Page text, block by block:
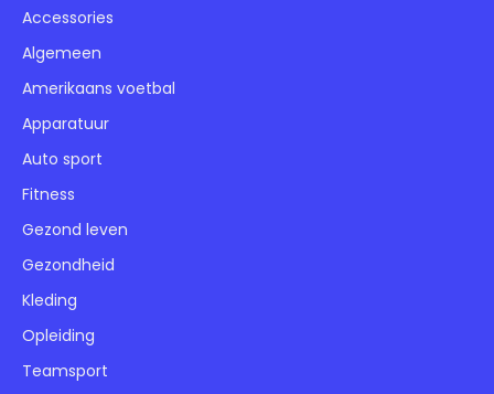
Accessories
Algemeen
Amerikaans voetbal
Apparatuur
Auto sport
Fitness
Gezond leven
Gezondheid
Kleding
Opleiding
Teamsport